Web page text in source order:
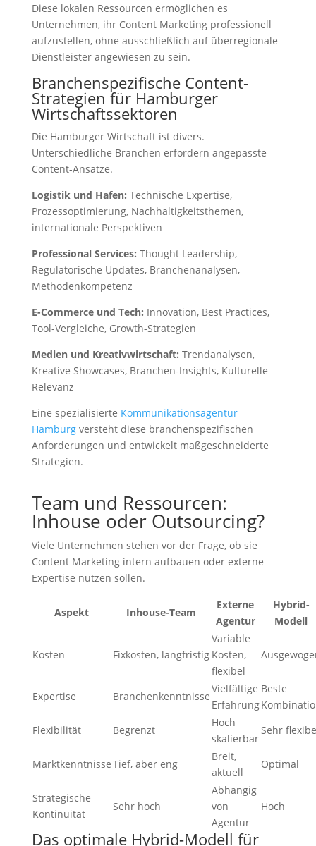
Diese lokalen Ressourcen ermöglichen es
Unternehmen, ihr Content Marketing professionell
aufzustellen, ohne ausschließlich auf überregionale
Dienstleister angewiesen zu sein.
Branchenspezifische Content-
Strategien für Hamburger
Wirtschaftssektoren
Die Hamburger Wirtschaft ist divers.
Unterschiedliche Branchen erfordern angepasste
Content-Ansätze.
Logistik und Hafen: Technische Expertise,
Prozessoptimierung, Nachhaltigkeitsthemen,
internationale Perspektiven
Professional Services: Thought Leadership,
Regulatorische Updates, Branchenanalysen,
Methodenkompetenz
E-Commerce und Tech: Innovation, Best Practices,
Tool-Vergleiche, Growth-Strategien
Medien und Kreativwirtschaft: Trendanalysen,
Kreative Showcases, Branchen-Insights, Kulturelle
Relevanz
Eine spezialisierte Kommunikationsagentur
Hamburgversteht diese branchenspezifischen
Anforderungen und entwickelt maßgeschneiderte
Strategien.
Team und Ressourcen:
Inhouse oder Outsourcing?
Viele Unternehmen stehen vor der Frage, ob sie
Content Marketing intern aufbauen oder externe
Expertise nutzen sollen.
Aspekt Inhouse-Team
Externe
Agentur
Hybrid-
Modell
Kosten Fixkosten, langfristig
Variable
Kosten,
flexibel
Expertise Branchenkenntnisse
Vielfältige
Erfahrung
Beste
Flexibilität
Begrenzt
Hoch
skalierbar
Sehr
MarktkenntnisseTief, aber eng
Breit,
aktuell
Optimal
Strategische
Kontinuität
Sehr hoch
Abhängig
von
Agentur
Hoch
Das optimale Hybrid-Modell für